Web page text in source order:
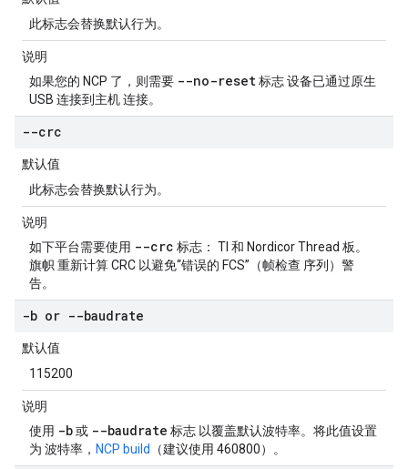
此标志会替换默认行为。
说明
如果您的 NCP 了，则需要 --no-reset标志 设备已通过原生
USB 连接到主机 连接。
--crc
默认值
此标志会替换默认行为。
说明
如下平台需要使用 --crc 标志： TI 和 Nordicor Thread 板。
旗帜 重新计算 CRC 以避免“错误的 FCS”（帧检查 序列）警
告。
-b or --baudrate
默认值
115200
说明
使用 -b或 --baudrate 标志 以覆盖默认波特率。将此值设置
为 波特率， NCP build （建议使用 460800）。